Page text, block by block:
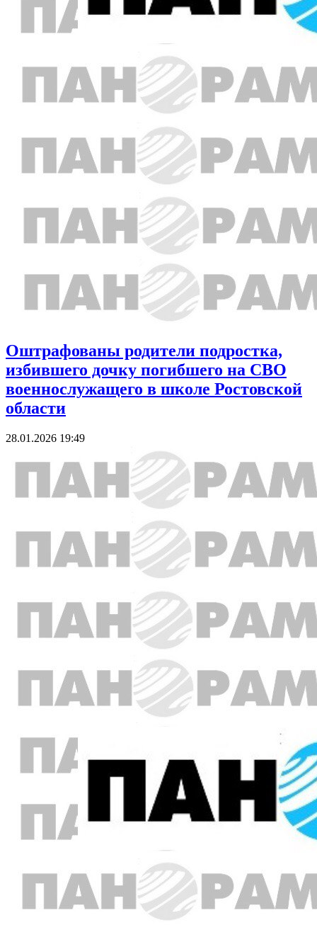
Оштрафованы родители подростка,
избившего дочку погибшего на СВО
военнослужащего в школе Ростовской
области
28.01.2026 19:49